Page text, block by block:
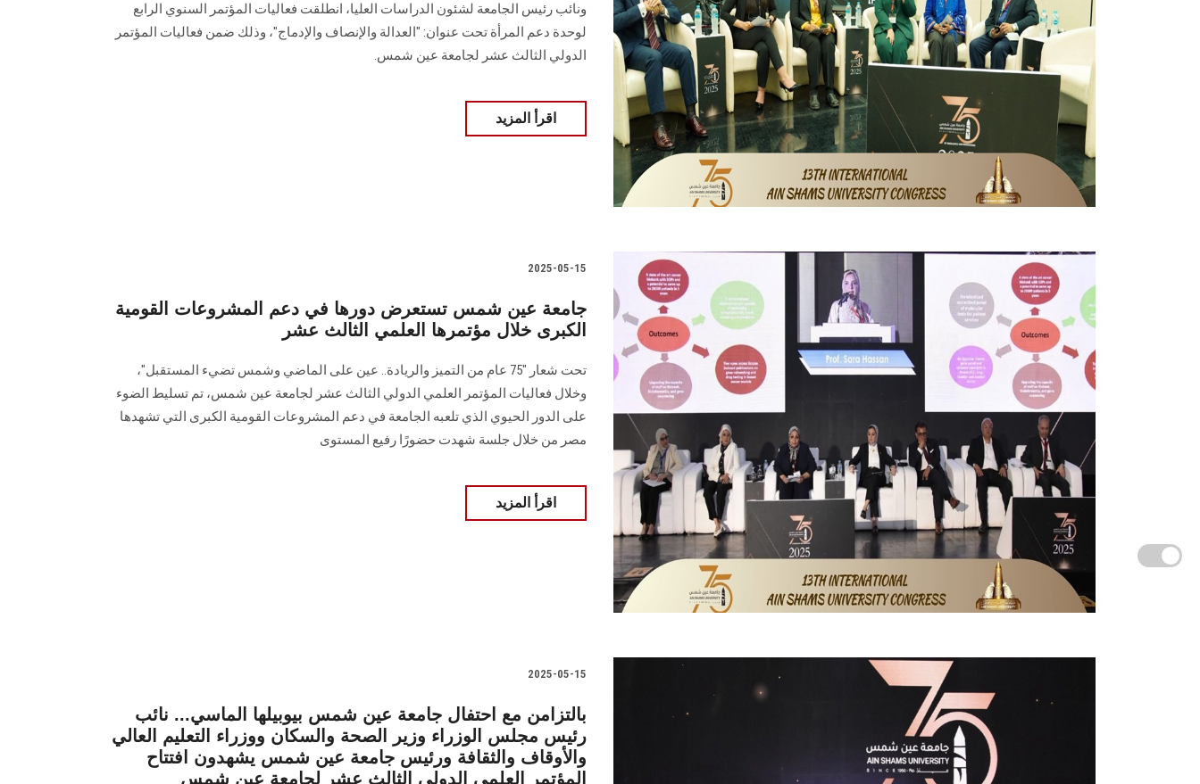
ونائب رئيس الجامعة لشئون الدراسات العليا، انطلقت فعاليات المؤتمر السنوي الرابع
لوحدة دعم المرأة تحت عنوان: "العدالة والإنصاف والإدماج"، وذلك ضمن فعاليات المؤتمر
الدولي الثالث عشر لجامعة عين شمس.
اقرأ المزيد
2025-05-15
جامعة عين شمس تستعرض دورها في دعم المشروعات القومية
الكبرى خلال مؤتمرها العلمي الثالث عشر
تحت شعار "75 عام من التميز والريادة.. عين على الماضي وشمس تضيء المستقبل"،
وخلال فعاليات المؤتمر العلمي الدولي الثالث عشر لجامعة عين شمس، تم تسليط الضوء
على الدور الحيوي الذي تلعبه الجامعة في دعم المشروعات القومية الكبرى التي تشهدها
مصر من خلال جلسة شهدت حضورًا رفيع المستوى
اقرأ المزيد
2025-05-15
بالتزامن مع احتفال جامعة عين شمس بيوبيلها الماسي... نائب
رئيس مجلس الوزراء وزير الصحة والسكان ووزراء التعليم العالي
والأوقاف والثقافة ورئيس جامعة عين شمس يشهدون افتتاح
المؤتمر العلمي الدولي الثالث عشر لجامعة عين شمس